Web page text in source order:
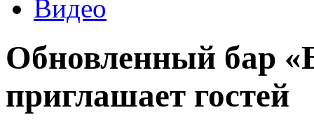
Видео
Обновленный бар
приглашает гостей